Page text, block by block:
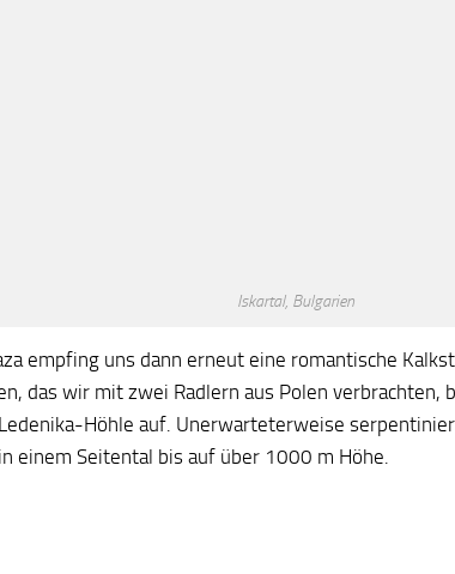
Iskartal, Bulgarien
empfing uns dann erneut eine romantische
das wir mit zwei Radlern aus Polen verbrachten,
Höhle auf. Unerwarteterweise
einem Seitental bis auf über 1000 m Höhe.